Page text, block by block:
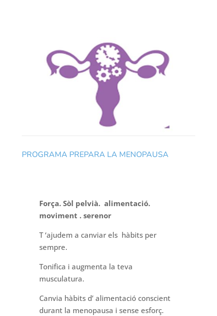
PROGRAMA PREPARA LA MENOPAUSA
Força. Sòl pelvià. alimentació.
moviment . serenor
T ‘ajudem a canviar els hàbits per
sempre.
Tonifica i augmenta la teva
musculatura.
Canvia hàbits d’ alimentació conscient
durant la menopausa i sense esforç.